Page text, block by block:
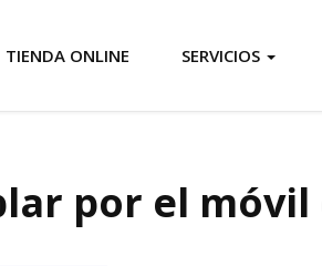
TIENDA ONLINE SERVICIOS
por el móvil